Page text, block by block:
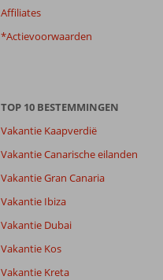
Affiliates
*Actievoorwaarden
TOP 10 BESTEMMINGEN
Vakantie Kaapverdië
Vakantie Canarische eilanden
Vakantie Gran Canaria
Vakantie Ibiza
Vakantie Dubai
Vakantie Kos
Vakantie Kreta